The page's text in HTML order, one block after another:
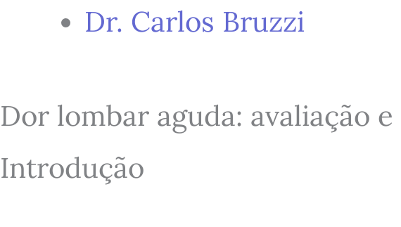
Dr. Carlos Bruzzi
Dor lombar aguda: avaliação
Introdução